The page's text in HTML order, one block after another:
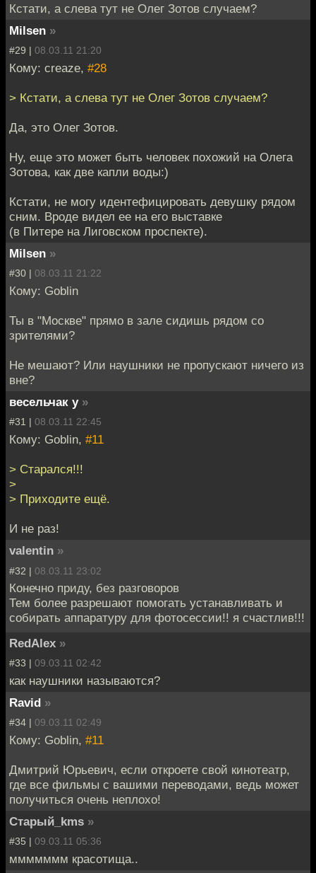
Кстати, а слева тут не Олег Зотов случаем?
Milsen »
#29 | 08.03.11 21:20
Кому: creaze, #28
> Кстати, а слева тут не Олег Зотов случаем?
Да, это Олег Зотов.
Ну, еще это может быть человек похожий на Олега
Зотова, как две капли воды:)
Кстати, не могу идентефицировать девушку рядом
сним. Вроде видел ее на его выставке
(в Питере на Лиговском проспекте).
Milsen »
#30 | 08.03.11 21:22
Кому: Goblin
Ты в "Москве" прямо в зале сидишь рядом со
зрителями?
Не мешают? Или наушники не пропускают ничего из
вне?
весельчак у »
#31 | 08.03.11 22:45
Кому: Goblin, #11
> Старался!!!
>
> Приходите ещё.
И не раз!
valentin »
#32 | 08.03.11 23:02
Конечно приду, без разговоров
Тем более разрешают помогать устанавливать и
собирать аппаратуру для фотосессии!! я счастлив!!!
RedAlex »
#33 | 09.03.11 02:42
как наушники называются?
Ravid »
#34 | 09.03.11 02:49
Кому: Goblin, #11
Дмитрий Юрьевич, если откроете свой кинотеатр,
где все фильмы с вашими переводами, ведь может
получиться очень неплохо!
Старый_kms »
#35 | 09.03.11 05:36
ммммммм красотища..